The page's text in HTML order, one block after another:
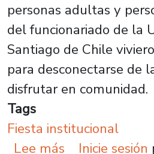
personas adultas y
del funcionariado de la
Santiago de Chile
para desconectarse de
disfrutar en comunidad.
Tags
Fiesta institucional
Lee más sobre Fiesta
Inicie sesión